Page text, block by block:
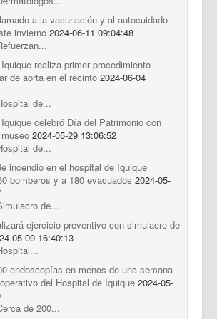
a la vacunación y al autocuidado
invierno 2024-06-11 09:04:48
realiza primer procedimiento
de aorta en el recinto 2024-06-04
de...
celebró Día del Patrimonio con
2024-05-29 13:06:52
de...
incendio en el hospital de Iquique
bomberos y a 180 evacuados 2024-05-
de...
ejercicio preventivo con simulacro de
05-09 16:40:13
endoscopías en menos de una semana
del Hospital de Iquique 2024-05-
de 200...